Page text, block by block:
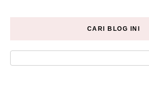
CARI BLOG INI